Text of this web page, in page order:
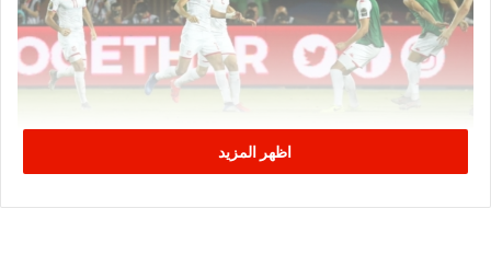
اظهر المزيد